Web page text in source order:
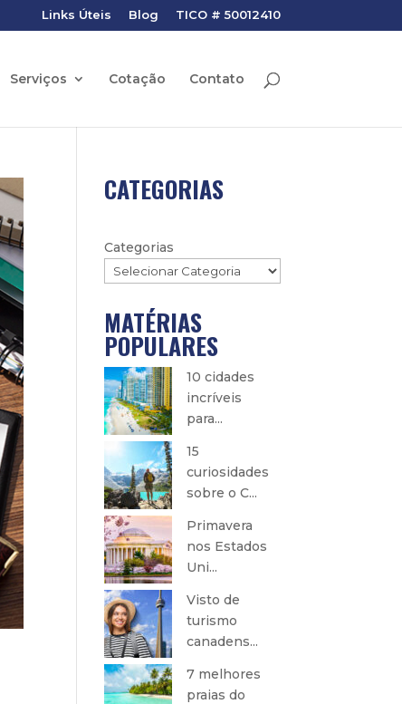
Links Úteis Blog TICO # 50012410
Serviços Cotação Contato
CATEGORIAS
Categorias
MATÉRIAS
POPULARES
10 cidades
incríveis
para...
15
curiosidades
sobre o C...
Primavera
nos Estados
Uni...
Visto de
turismo
canadens...
7 melhores
praias do